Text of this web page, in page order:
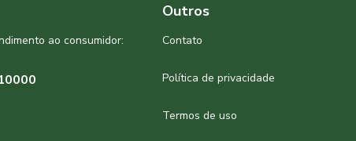
ao consumidor:
Outros
Contato
Política de privacidade
Termos de uso